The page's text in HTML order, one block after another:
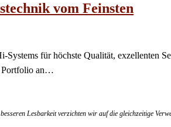
vom Feinsten
Systems für höchste Qualität, exzellenten
Portfolio an…
Lesbarkeit verzichten wir auf die gleichzeitige